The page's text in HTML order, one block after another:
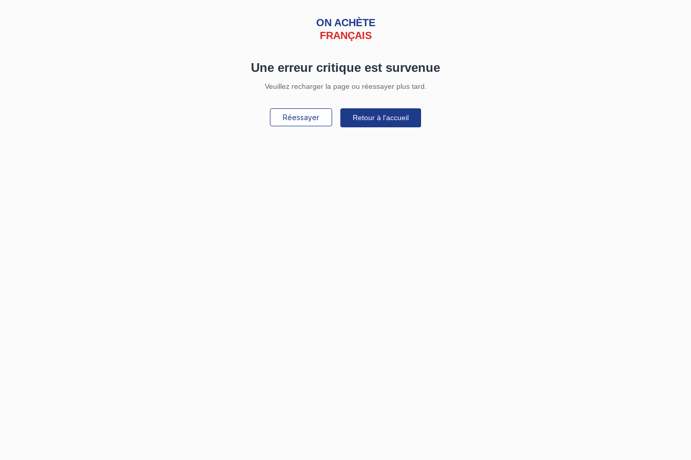
ON ACHÈTE
FRANÇAIS
Une erreur critique est survenue
Veuillez recharger la page ou réessayer plus tard.
Réessayer Retour à l'accueil